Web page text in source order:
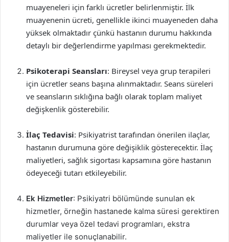
muayeneleri için farklı ücretler belirlenmiştir. İlk
muayenenin ücreti, genellikle ikinci muayeneden daha
yüksek olmaktadır çünkü hastanın durumu hakkında
detaylı bir değerlendirme yapılması gerekmektedir.
Psikoterapi Seansları: Bireysel veya grup terapileri
için ücretler seans başına alınmaktadır. Seans süreleri
ve seansların sıklığına bağlı olarak toplam maliyet
değişkenlik gösterebilir.
İlaç Tedavisi: Psikiyatrist tarafından önerilen ilaçlar,
hastanın durumuna göre değişiklik gösterecektir. İlaç
maliyetleri, sağlık sigortası kapsamına göre hastanın
ödeyeceği tutarı etkileyebilir.
Ek Hizmetler: Psikiyatri bölümünde sunulan ek
hizmetler, örneğin hastanede kalma süresi gerektiren
durumlar veya özel tedavi programları, ekstra
maliyetler ile sonuçlanabilir.